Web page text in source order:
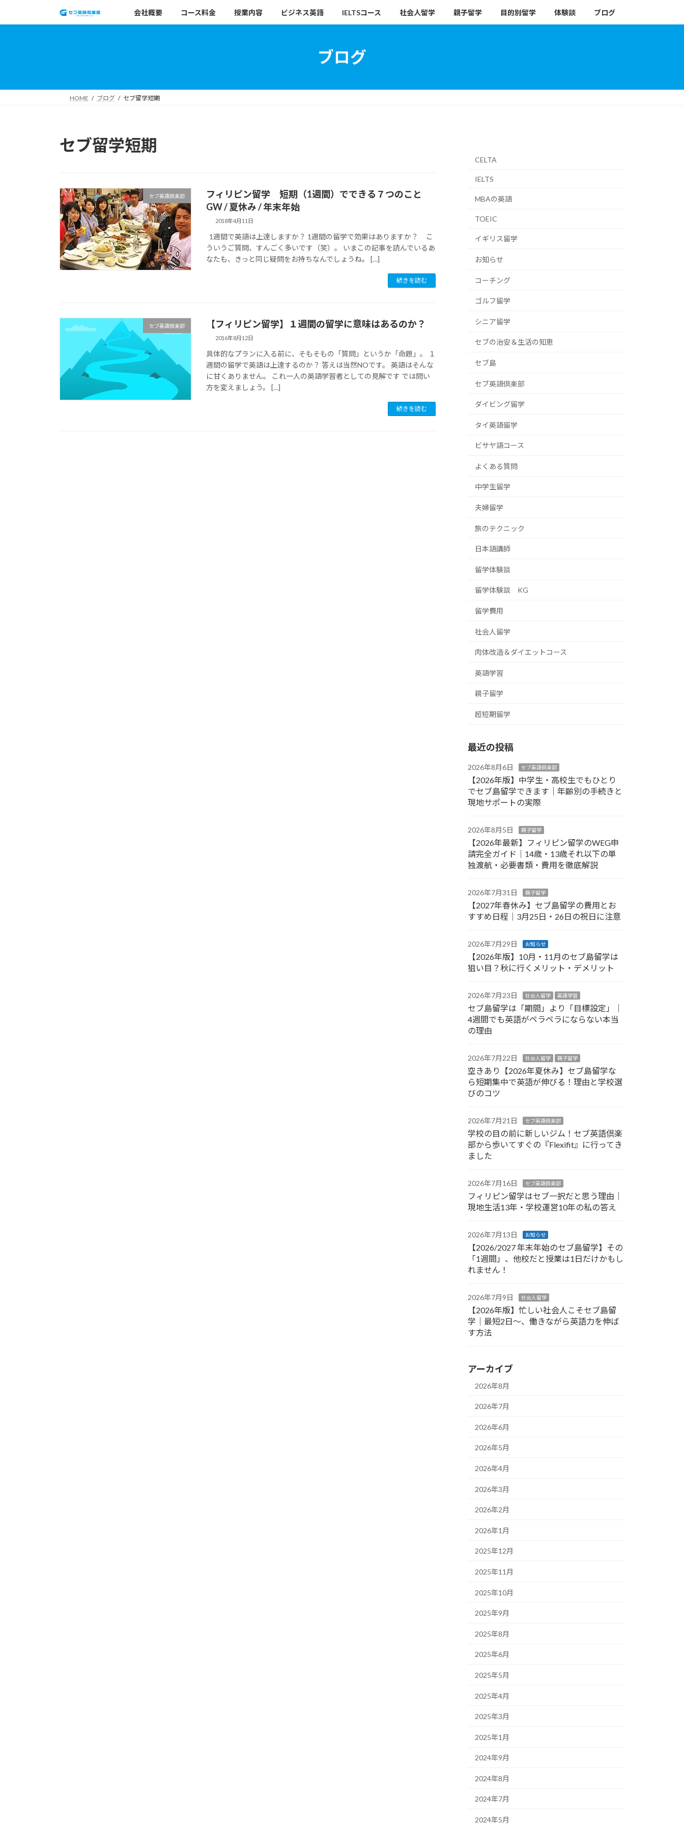
キ
に
会社概要 コース料金 授業内容 ビジネス英語 IELTSコース 社会人留学 親子留学 目的別留学 体験談 ブログ
ブログ
HOME ブログ セブ留学短期
セブ留学短期
セブ英語倶楽部
フィリピン留学 短期（1週間）でできる７つのこと
GW / 夏休み / 年末年始
2018年4月11日
1週間で英語は上達しますか？ 1週間の留学で効果はありますか？ こ
ういうご質問、すんごく多いです（笑）。 いまこの記事を読んでいるあ
なたも、きっと同じ疑問をお持ちなんでしょうね。 […]
続きを読む
セブ英語倶楽部 【フィリピン留学】１週間の留学に意味はあるのか？
2016年8月12日
具体的なプランに入る前に、そもそもの「質問」というか「命題」。 １
週間の留学で英語は上達するのか？ 答えは当然NOです。 英語はそんな
に甘くありません。 これ一人の英語学習者としての見解です では問い
方を変えましょう。 […]
続きを読む
CELTA
IELTS
MBAの英語
TOEIC
イギリス留学
お知らせ
コーチング
ゴルフ留学
シニア留学
セブの治安＆生活の知恵
セブ島
セブ英語倶楽部
ダイビング留学
タイ英語留学
ビサヤ語コース
よくある質問
中学生留学
夫婦留学
旅のテクニック
日本語講師
留学体験談
留学体験談 KG
留学費用
社会人留学
肉体改造＆ダイエットコース
英語学習
親子留学
超短期留学
最近の投稿
2026年8月6日 セブ英語倶楽部
【2026年版】中学生・高校生でもひとり
でセブ島留学できます｜年齢別の手続きと
現地サポートの実際
2026年8月5日 親子留学
【2026年最新】フィリピン留学のWEG申
請完全ガイド｜14歳・13歳それ以下の単
独渡航・必要書類・費用を徹底解説
2026年7月31日 親子留学
【2027年春休み】セブ島留学の費用とお
すすめ日程｜3月25日・26日の祝日に注意
2026年7月29日 お知らせ
【2026年版】10月・11月のセブ島留学は
狙い目？秋に行くメリット・デメリット
2026年7月23日 社会人留学 英語学習
セブ島留学は「期間」より「目標設定」｜
4週間でも英語がペラペラにならない本当
の理由
2026年7月22日 社会人留学 親子留学
空きあり【2026年夏休み】セブ島留学な
ら短期集中で英語が伸びる！理由と学校選
びのコツ
2026年7月21日 セブ英語倶楽部
学校の目の前に新しいジム！セブ英語倶楽
部から歩いてすぐの『Flexifit』に行ってき
ました
2026年7月16日 セブ英語倶楽部
フィリピン留学はセブ一択だと思う理由｜
現地生活13年・学校運営10年の私の答え
2026年7月13日 お知らせ
【2026/2027 年末年始のセブ島留学】その
「1週間」、他校だと授業は1日だけかもし
れません！
2026年7月9日 社会人留学
【2026年版】忙しい社会人こそセブ島留
学｜最短2日〜、働きながら英語力を伸ば
す方法
アーカイブ
2026年8月
2026年7月
2026年6月
2026年5月
2026年4月
2026年3月
2026年2月
2026年1月
2025年12月
2025年11月
2025年10月
2025年9月
2025年8月
2025年6月
2025年5月
2025年4月
2025年3月
2025年1月
2024年9月
2024年8月
2024年7月
2024年5月